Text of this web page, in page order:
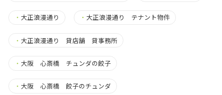
・ 大正浪漫通り ・ 大正浪漫通り テナント物件
・ 大正浪漫通り 貸店舗 貸事務所
・ 大阪 心斎橋 チュンダの餃子
・ 大阪 心斎橋 餃子のチュンダ